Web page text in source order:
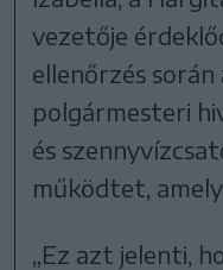
vezetője
ellenőrzés
polgármesteri
és
működtet,
„Ez azt jelenti,